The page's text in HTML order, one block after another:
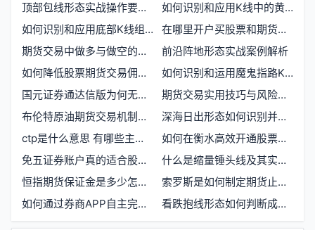
顶部包线形态实战操作要点有哪些
如何识别和应用K线中的黄昏十字星形态
如何识别和应用底部K线组合的演化模式
在哪里开户买股票和期货最划算
期货交易中做多与做空的难易程度对比
前沿阵地形态实战案例解析
如何降低股票期货交易佣金费率？
如何识别和运用魔鬼指路K线形态进行股票交易
国元证券通达信版为何无法使用？股票期货交易终端常见问题解析
期货交易实用技巧与风险控制方法有哪些
布伦特原油期货交易机制解析：T1还是T0
深海日出形态如何识别并应用于实战交易
ctp是什么意思 有哪些主要用途和特点
如何在衡水高效开通股票与期货交易账户
免五证券账户真的适合股票期货交易者吗
什么是缩量锤头线及其实战运用
恒指期货保证金是多少怎么计算
索罗斯是如何制定期货止损策略的
如何通过券商APP自主完成股票期货开户流程
看跌抱线形态如何判断成功K线信号